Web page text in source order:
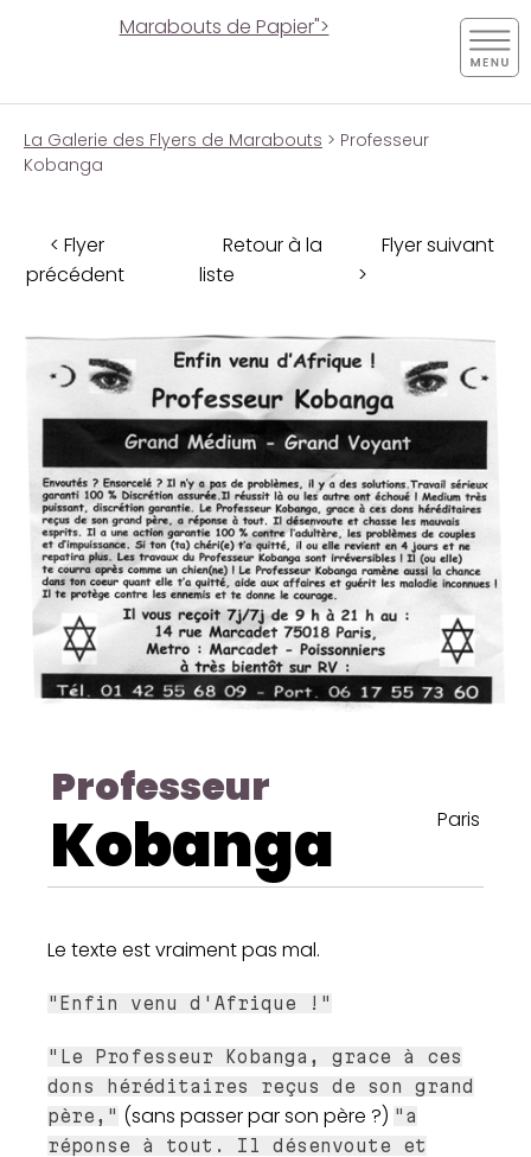
Marabouts de Papier">
La Galerie des Flyers de Marabouts > Professeur
Kobanga
< Flyer
précédent
Retour à la
liste
Flyer suivant
>
Professeur
Kobanga Paris
Le texte est vraiment pas mal.
"Enfin venu d'Afrique !"
"Le Professeur Kobanga, grace à ces
dons héréditaires reçus de son grand
père," (sans passer par son père ?) "a
réponse à tout. Il désenvoute et